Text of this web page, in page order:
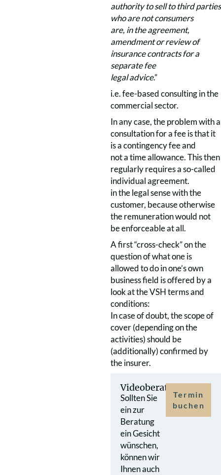
authority to sell to third parties
who are not consumers
are, in the agreement,
amendment or review of
insurance contracts for a
separate fee
legal advice.”
i.e. fee-based consulting in the
commercial sector.
In any case, the problem with a
consultation for a fee is that it
is a contingency fee and
not a time allowance. This then
regularly requires a so-called
individual agreement.
in the legal sense with the
customer, because otherwise
the remuneration would not
be enforceable at all.
A first “cross-check” on the
question of what one is
allowed to do in one’s own
business field is offered by a
look at the VSH terms and
conditions:
In case of doubt, the scope of
cover (depending on the
activities) should be
(additionally) confirmed by
the insurer.
Videoberatung
Sollten Sie
ein zur
Beratung
ein Gesicht
wünschen,
können wir
Ihnen auch
Termin
buchen